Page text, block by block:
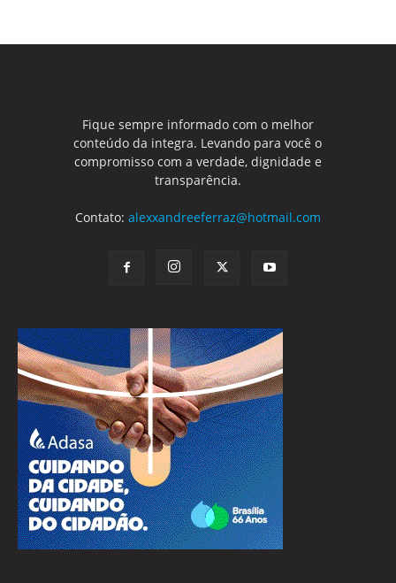
Fique sempre informado com o melhor
conteúdo da integra. Levando para você o
compromisso com a verdade, dignidade e
transparência.
Contato: alexxandreeferraz@hotmail.com